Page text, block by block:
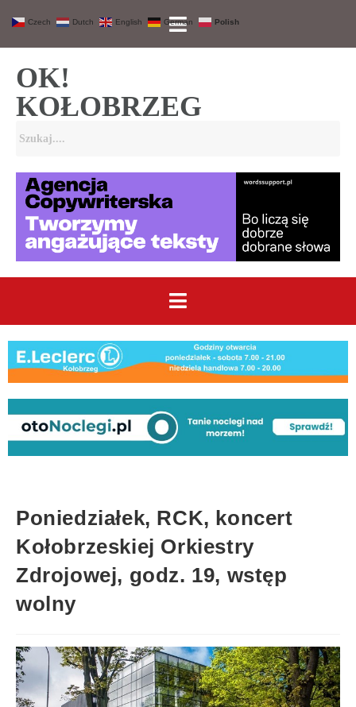
OK!
KOŁOBRZEG
Poniedziałek, RCK, koncert
Kołobrzeskiej Orkiestry
Zdrojowej, godz. 19, wstęp
wolny
Czech Dutch English German Polish